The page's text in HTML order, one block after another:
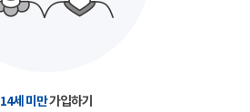
14세 미만가입하기